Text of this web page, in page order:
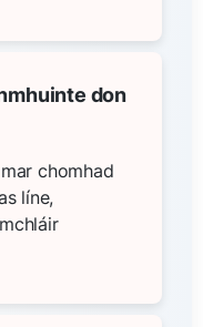
don
chomhad
líne,